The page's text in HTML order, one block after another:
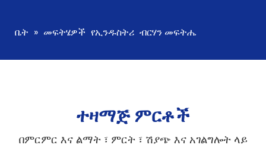
ቤት » መፍትሄዎች የኢንዱስትሪ ብርሃን መፍትሔ
ተዛማጅ ምርቶች
በምርምር እና ልማት ፣ ምርት ፣ ሽያጭ እና አገልግሎት ላይ